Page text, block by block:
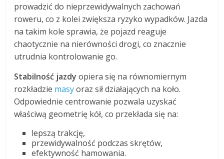
prowadzić do nieprzewidywalnych zachowań
roweru, co z kolei zwiększa ryzyko wypadków. Jazda
na takim kole sprawia, że pojazd reaguje
chaotycznie na nierówności drogi, co znacznie
utrudnia kontrolowanie go.
Stabilność jazdy opiera się na równomiernym
rozkładzie masyoraz sił działających na koło.
Odpowiednie centrowanie pozwala uzyskać
właściwą geometrię kół, co przekłada się na:
lepszą trakcję,
przewidywalność podczas skrętów,
efektywność hamowania.